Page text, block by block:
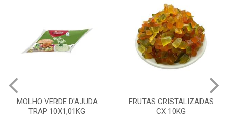
FRUTAS CRISTALIZADAS
CX 10KG
MARGARINA PRIMOR
BALDE 3KG